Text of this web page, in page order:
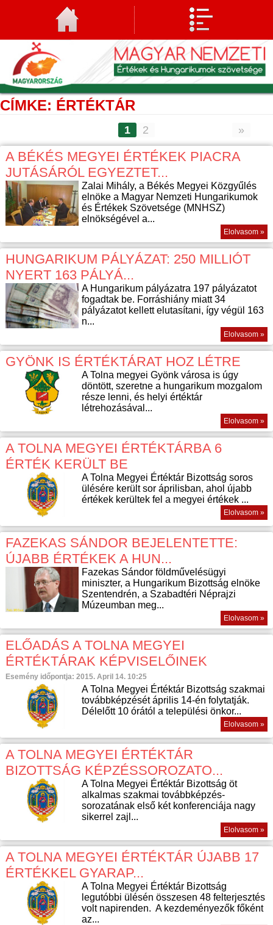
CÍMKE: ÉRTÉKTÁR
1 2 »
A BÉKÉS MEGYEI ÉRTÉKEK PIACRA
JUTÁSÁRÓL EGYEZTET...
Zalai Mihály, a Békés Megyei Közgyűlés
elnöke a Magyar Nemzeti Hungarikumok
és Értékek Szövetsége (MNHSZ)
elnökségével a...
Elolvasom »
HUNGARIKUM PÁLYÁZAT: 250 MILLIÓT
NYERT 163 PÁLYÁ...
A Hungarikum pályázatra 197 pályázatot
fogadtak be. Forráshiány miatt 34
pályázatot kellett elutasítani, így végül 163
n...
Elolvasom »
GYÖNK IS ÉRTÉKTÁRAT HOZ LÉTRE
A Tolna megyei Gyönk városa is úgy
döntött, szeretne a hungarikum mozgalom
része lenni, és helyi értéktár
létrehozásával...
Elolvasom »
A TOLNA MEGYEI ÉRTÉKTÁRBA 6
ÉRTÉK KERÜLT BE
A Tolna Megyei Értéktár Bizottság soros
ülésére került sor áprilisban, ahol újabb
értékek kerültek fel a megyei értékek ...
Elolvasom »
FAZEKAS SÁNDOR BEJELENTETTE:
ÚJABB ÉRTÉKEK A HUN...
Fazekas Sándor földművelésügyi
miniszter, a Hungarikum Bizottság elnöke
Szentendrén, a Szabadtéri Néprajzi
Múzeumban meg...
Elolvasom »
ELŐADÁS A TOLNA MEGYEI
ÉRTÉKTÁRAK KÉPVISELŐINEK
Esemény időpontja: 2015. April 14. 10:25
A Tolna Megyei Értéktár Bizottság szakmai
továbbképzését április 14-én folytatják.
Délelőtt 10 órától a települési önkor...
Elolvasom »
A TOLNA MEGYEI ÉRTÉKTÁR
BIZOTTSÁG KÉPZÉSSOROZATO...
A Tolna Megyei Értéktár Bizottság öt
alkalmas szakmai továbbképzés-
sorozatának első két konferenciája nagy
sikerrel zajl...
Elolvasom »
A TOLNA MEGYEI ÉRTÉKTÁR ÚJABB 17
ÉRTÉKKEL GYARAP...
A Tolna Megyei Értéktár Bizottság
legutóbbi ülésén összesen 48 felterjesztés
volt napirenden. A kezdeményezők főként
az...